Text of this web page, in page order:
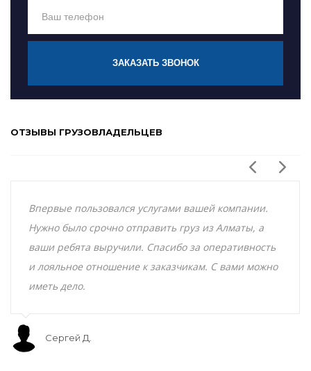
ЗАКАЗАТЬ ЗВОНОК
ОТЗЫВЫ ГРУЗОВЛАДЕЛЬЦЕВ
Впервые пользовался услугами вашей компании.
Нужно было срочно отправить груз из Алматы, а
ваши ребята выручили. Спасибо за оперативность
и лояльное отношение к заказчикам. С вами можно
иметь дело.
Сергей Д.